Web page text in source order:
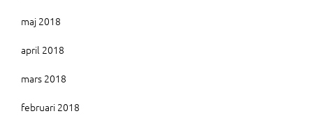
maj 2018
april 2018
mars 2018
februari 2018